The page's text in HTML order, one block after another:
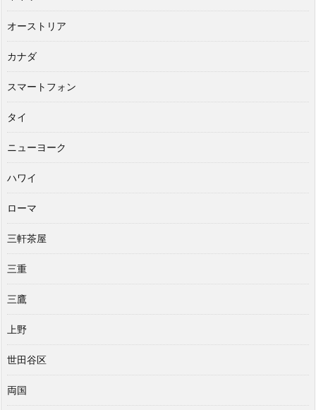
オーストリア
カナダ
スマートフォン
タイ
ニューヨーク
ハワイ
ローマ
三軒茶屋
三重
三鷹
上野
世田谷区
両国